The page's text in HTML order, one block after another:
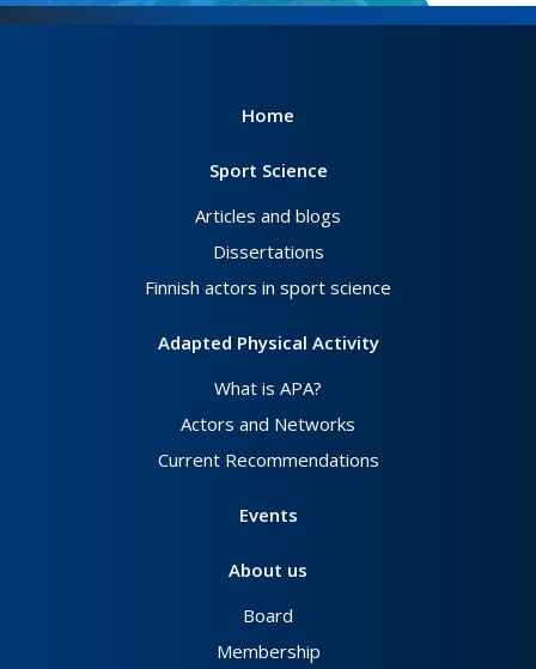
Home
Sport Science
Articles and blogs
Dissertations
Finnish actors in sport science
Adapted Physical Activity
What is APA?
Actors and Networks
Current Recommendations
Events
About us
Board
Membership